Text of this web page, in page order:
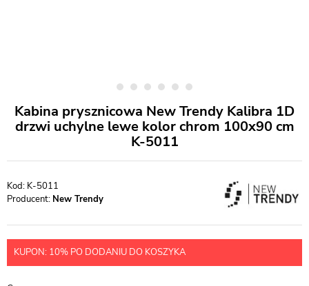
Kabina prysznicowa New Trendy Kalibra 1D
drzwi uchylne lewe kolor chrom 100x90 cm
K-5011
K-5011
Producent: New Trendy
KUPON: 10% PO DODANIU DO KOSZYKA